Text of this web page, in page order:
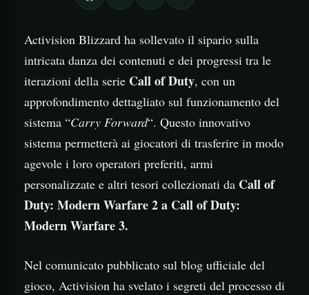
Activision Blizzard ha sollevato il sipario sulla
intricata danza dei contenuti e dei progressi tra le
iterazioni della serie Call of Duty, con un
approfondimento dettagliato sul funzionamento del
sistema “Carry Forward“. Questo innovativo
sistema permetterà ai giocatori di trasferire in modo
agevole i loro operatori preferiti, armi
personalizzate e altri tesori collezionati da Call of
Duty: Modern Warfare 2 a Call of Duty:
Modern Warfare 3.
Nel comunicato pubblicato sul blog ufficiale del
gioco, Activision ha svelato i segreti del processo di